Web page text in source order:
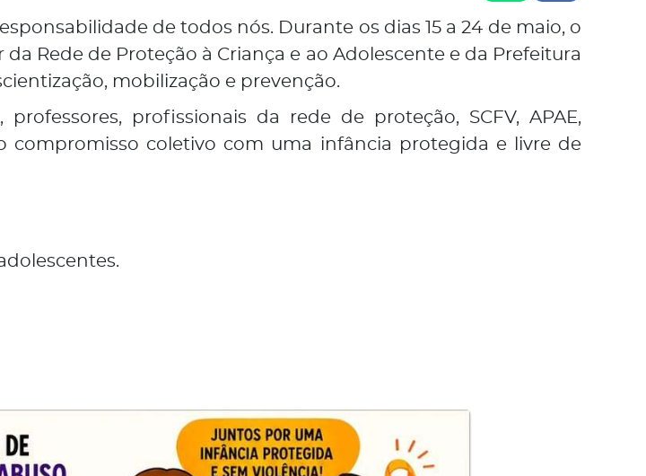
de todos nós. Durante os dias 15 a 24 de maio, o
Rede de Proteção à Criança e ao Adolescente e da Prefeitura
mobilização e prevenção.
profissionais da rede de proteção, SCFV, APAE,
compromisso coletivo com uma infância protegida e livre de